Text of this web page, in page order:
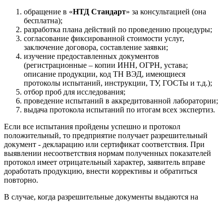
обращение в «НТД Стандарт» за консультацией (она
бесплатна);
разработка плана действий по проведению процедуры;
согласование фиксированной стоимости услуг,
заключение договора, составление заявки;
изучение предоставленных документов
(регистрационные – копии ИНН, ОГРН, устава;
описание продукции, код ТН ВЭД, имеющиеся
протоколы испытаний, инструкции, ТУ, ГОСТы и т.д.);
отбор проб для исследования;
проведение испытаний в аккредитованной лаборатории;
выдача протокола испытаний по итогам всех экспертиз.
Если все испытания пройдены успешно и протокол
положительный, то предприятие получает разрешительный
документ - декларацию или сертификат соответствия. При
выявлении несоответствия нормам полученных показателей
протокол имеет отрицательный характер, заявитель вправе
доработать продукцию, внести коррективы и обратиться
повторно.
В случае, когда разрешительные документы выдаются на